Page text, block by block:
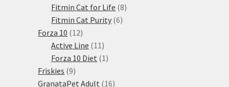
produktů
Fitmin Cat for Life 88
Fitmin Cat Purity 66
Forza 10 1212
produktů
Active Line 11 11
produktů
Forza 10 Diet 1 1
Friskies 99
produktů
GranataPet Adult 1616